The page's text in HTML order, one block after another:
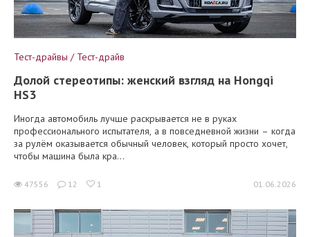
Тест-драйвы / Тест-драйв
Долой стереотипы: женский взгляд на Hongqi
HS3
Иногда автомобиль лучше раскрывается не в руках
профессионального испытателя, а в повседневной жизни – когда
за рулём оказывается обычный человек, который просто хочет,
чтобы машина была кра...
47556 12 1 01.06.2026